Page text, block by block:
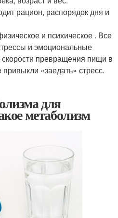
рацион, распорядок дня и
и психическое . Все
и эмоциональные
превращения пищи в
привыкли «заедать» стресс.
для
метаболизм